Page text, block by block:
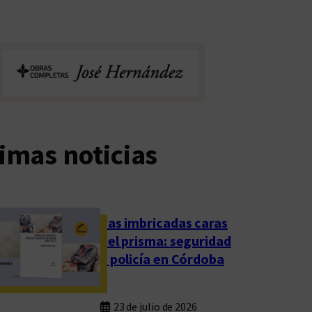
noticias
Las imbricadas caras
del prisma: seguridad
y policía en Córdoba
23 de julio de 2026